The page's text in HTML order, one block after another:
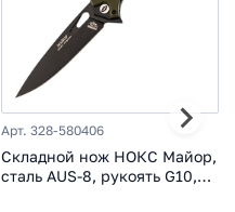
Арт. 328-580406
Складной нож НОКС Майор,
сталь AUS-8, рукоять G10,